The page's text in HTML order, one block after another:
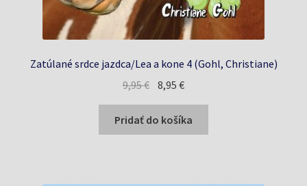
Zatúlané srdce jazdca/Lea a kone 4 (Gohl, Christiane)
9,95€ Pôvodná
bola:
9,95 €.
8,95€Aktuálna
je:
8,95 €.
Pridať do košíka